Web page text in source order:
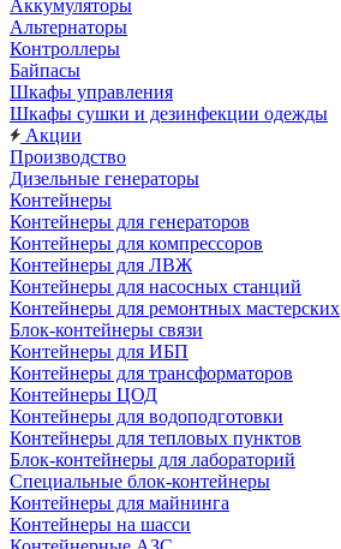
Аккумуляторы
Альтернаторы
Контроллеры
Байпасы
Шкафы управления
Шкафы сушки и дезинфекции одежды
Акции
Производство
Дизельные генераторы
Контейнеры
Контейнеры для генераторов
Контейнеры для компрессоров
Контейнеры для ЛВЖ
Контейнеры для насосных станций
Контейнеры для ремонтных мастерских
Блок-контейнеры связи
Контейнеры для ИБП
Контейнеры для трансформаторов
Контейнеры ЦОД
Контейнеры для водоподготовки
Контейнеры для тепловых пунктов
Блок-контейнеры для лабораторий
Специальные блок-контейнеры
Контейнеры для майнинга
Контейнеры на шасси